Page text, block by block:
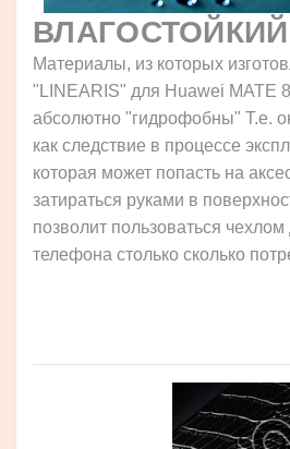
ВЛАГОСТОЙКИЙ
Материалы, из которых
"LINEARIS" для Huawei MATE
абсолютно "гидрофобны" Т.е.
как следствие в процессе
которая может попасть на
затираться руками в
позволит пользоваться
телефона столько сколько